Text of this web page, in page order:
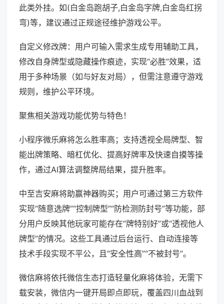
此类外挂。如(白金岛跑胡子,白金岛字牌,白金岛红拐
弯)等，建议通过正规途径维护游戏公平。
自定义修改牌：用户可输入需求生成专用辅助工具，
修改自身牌型或隐藏操作痕迹，实现“必胜”效果，适
用于多种场景（如与好友对局），但需注意遵守游戏
规则，维护公平环境。
聚焦相关游戏功能优势与特色！
小程序微乐麻将怎么胜率高；支持透视全局牌型、智
能出牌策略、暗杠优化、提高好牌率及快速自摸等操
作，通过AI算法调整牌局结果，提升胜率。
中至吉安麻将助赢神器购买；用户可通过第三方软件
实现“随意选牌”“控制牌型”“防检测防封号”等功能，部
分用户反映其他玩家可能存在“牌特别好”或“透视他人
牌型”的情况。这些工具通过后台运行、自动连接等
技术手段实现不平公，且“安全性高”“不被封号”。
微信麻将依托微信生态打造轻量化麻将体验，无需下
载安装，微信内一键开局即点即玩，覆盖四川血战到